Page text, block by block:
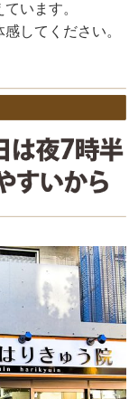
います。
してください。